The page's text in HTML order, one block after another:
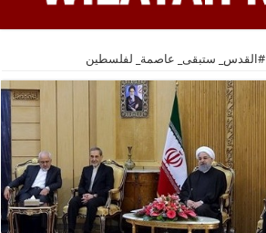
#القدس_ ستبقى_ عاصمة_ لفلسطين